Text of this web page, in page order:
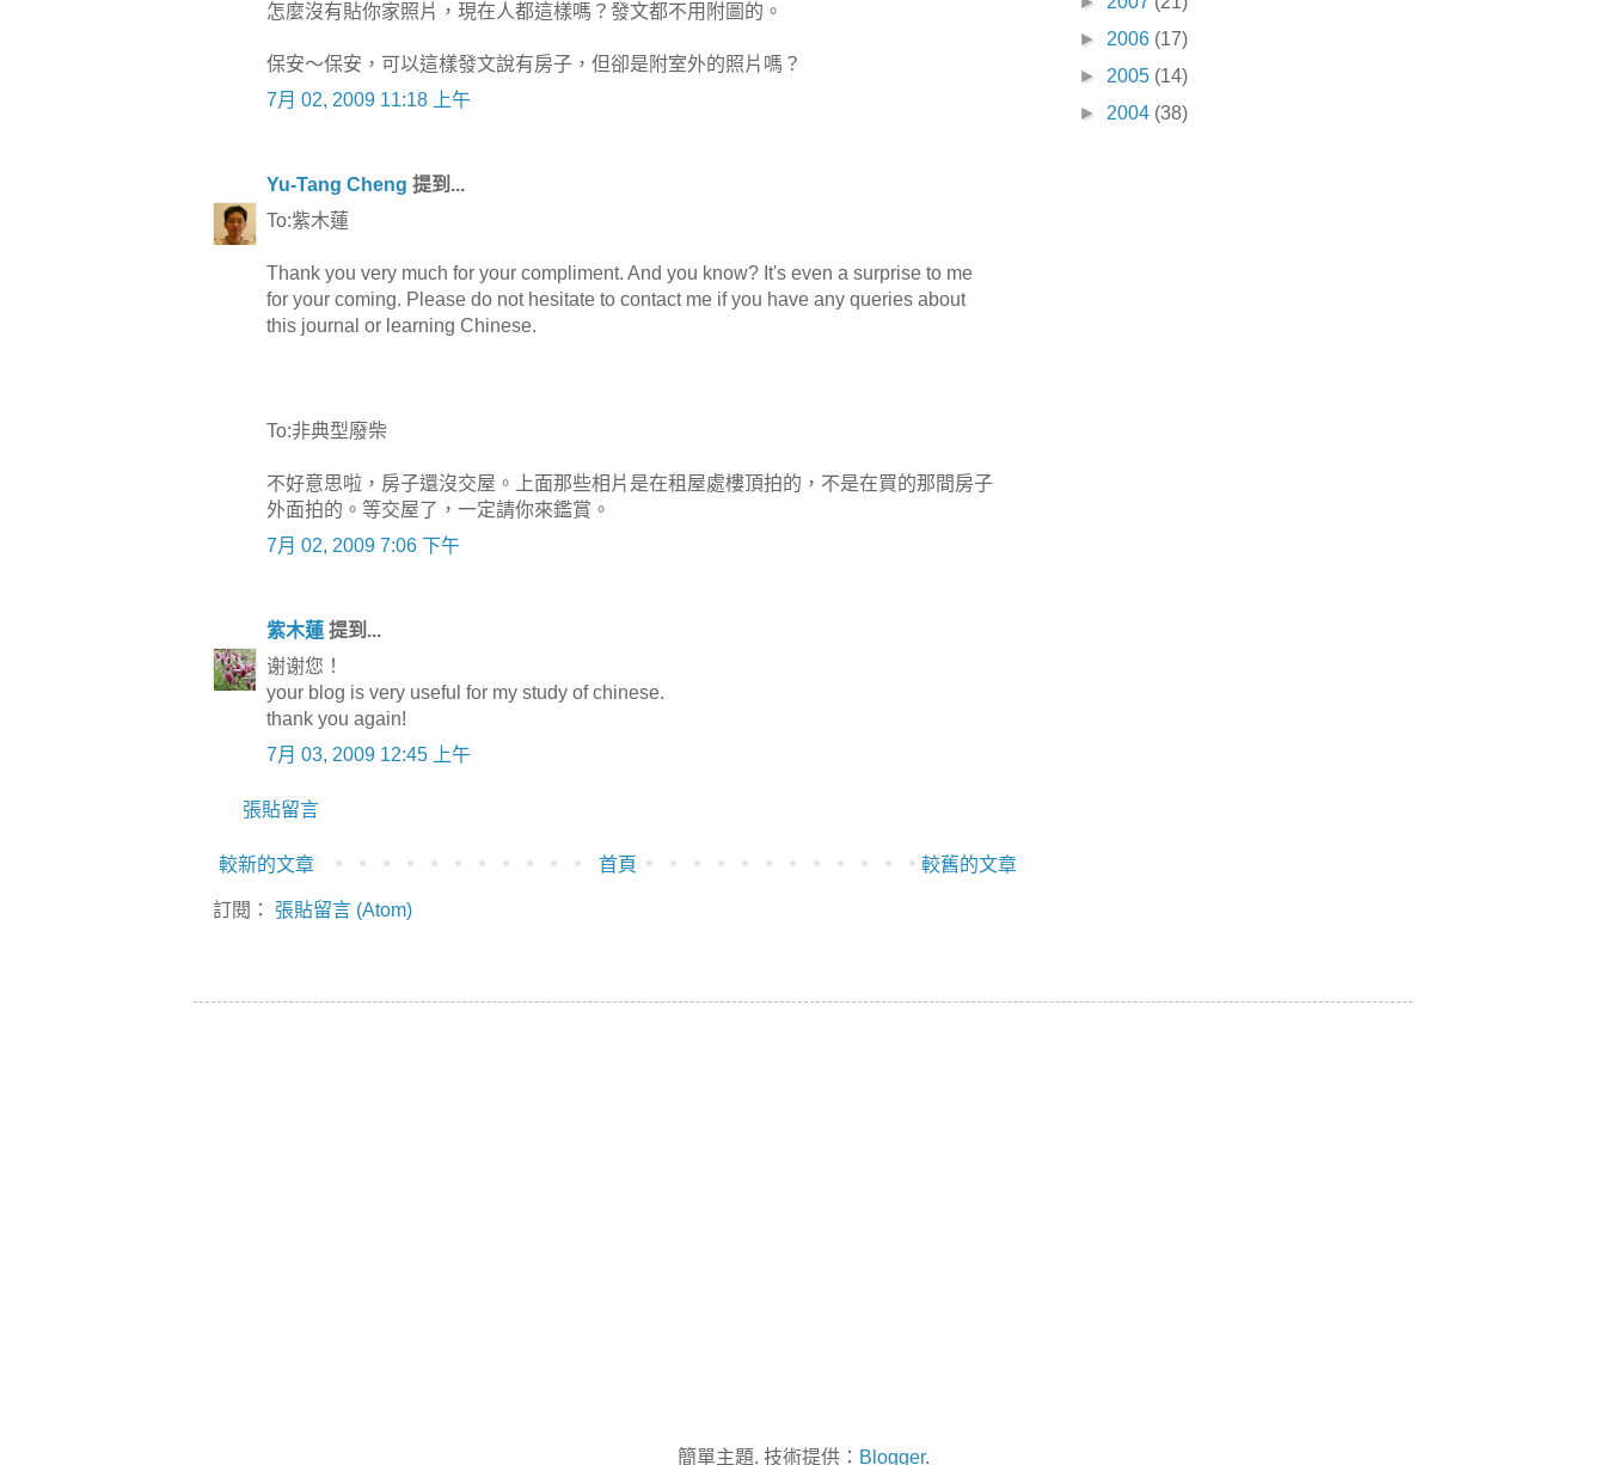
怎麼沒有貼你家照片，現在人都這樣嗎？發文都不用附圖的。
保安～保安，可以這樣發文說有房子，但卻是附室外的照片嗎？
7月 02, 2009 11:18 上午
Yu-Tang Cheng 提到...
To:紫木蓮
Thank you very much for your compliment. And you know? It's even a surprise to me
for your coming. Please do not hesitate to contact me if you have any queries about
this journal or learning Chinese.
To:非典型廢柴
不好意思啦，房子還沒交屋。上面那些相片是在租屋處樓頂拍的，不是在買的那間房子
外面拍的。等交屋了，一定請你來鑑賞。
7月 02, 2009 7:06 下午
紫木蓮 提到...
谢谢您！
your blog is very useful for my study of chinese.
thank you again!
7月 03, 2009 12:45 上午
張貼留言
較新的文章 較舊的文章
首頁
訂閱： 張貼留言 (Atom)
► 2006 (17)
► 2005 (14)
► 2004 (38)
簡單主題. 技術提供： Blogger.